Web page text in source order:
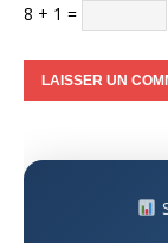
8 + 1 =